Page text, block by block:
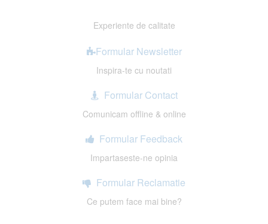
Experiente de calitate
Formular Newsletter
Inspira-te cu noutati
Formular Contact
Comunicam offline & online
Formular Feedback
Impartaseste-ne opinia
Formular Reclamatie
Ce putem face mai bine?